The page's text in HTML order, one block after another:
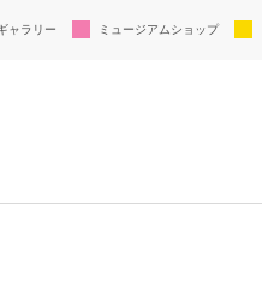
ャラリー ミュージアムショップ